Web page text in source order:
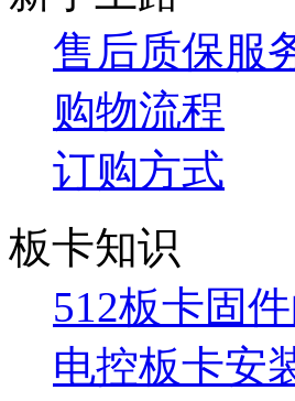
售后质保服
购物流程
订购方式
板卡知识
512板卡固
电控板卡安